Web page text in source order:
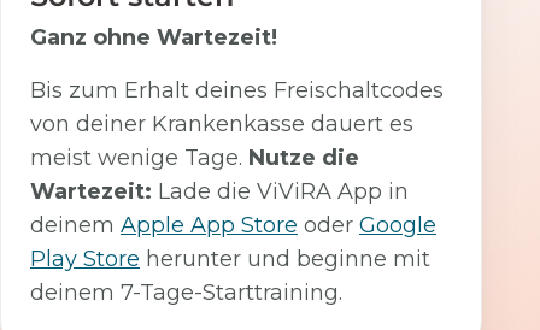
Ganz ohne Wartezeit!
Bis zum Erhalt deines Freischaltcodes
von deiner Krankenkasse dauert es
meist wenige Tage. Nutze die
Wartezeit: Lade die ViViRA App in
deinem Apple App Store oder Google
Play Store herunter und beginne mit
deinem 7-Tage-Starttraining.